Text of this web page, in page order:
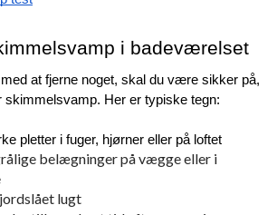
i badeværelset
med at fjerne noget, skal du være sikker på,
skimmelsvamp. Her er typiske tegn:
pletter i fuger, hjørner eller på loftet
belægninger på vægge eller i
lugt